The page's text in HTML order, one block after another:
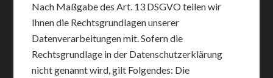
Nach Maßgabe des Art. 13 DSGVO teilen wir
Ihnen die Rechtsgrundlagen unserer
Datenverarbeitungen mit. Sofern die
Rechtsgrundlage in der Datenschutzerklärung
nicht genannt wird, gilt Folgendes: Die